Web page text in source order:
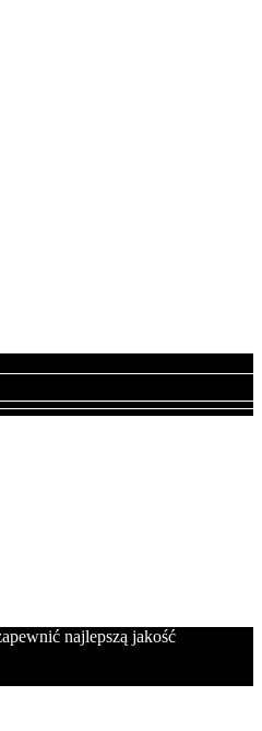
najlepszą jakość